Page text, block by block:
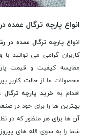
انواع پارچه ترگال
انواع پارچه ترگال عمده
کاربران گرامی می توانید
مقایسه کیفیت و قیمت
محصولات ما از حالت کاربر
اقدام به خرید پارچه
بهترین ها را برای خود در
آن ها برای هر منظور که در
شما را به سوی قله های